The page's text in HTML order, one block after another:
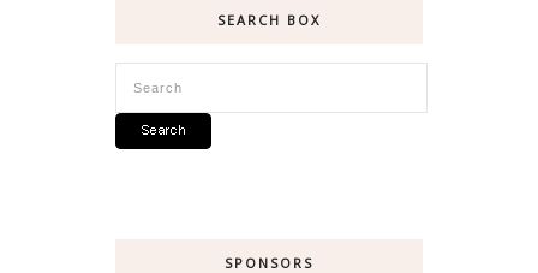
SEARCH BOX
SPONSORS